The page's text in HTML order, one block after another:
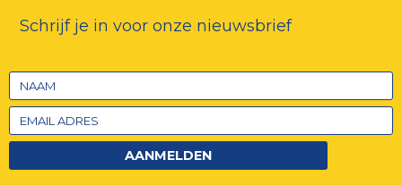
Schrijf je in voor onze nieuwsbrief
AANMELDEN